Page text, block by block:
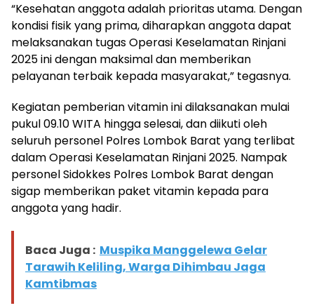
“Kesehatan anggota adalah prioritas utama. Dengan
kondisi fisik yang prima, diharapkan anggota dapat
melaksanakan tugas Operasi Keselamatan Rinjani
2025 ini dengan maksimal dan memberikan
pelayanan terbaik kepada masyarakat,” tegasnya.
Kegiatan pemberian vitamin ini dilaksanakan mulai
pukul 09.10 WITA hingga selesai, dan diikuti oleh
seluruh personel Polres Lombok Barat yang terlibat
dalam Operasi Keselamatan Rinjani 2025. Nampak
personel Sidokkes Polres Lombok Barat dengan
sigap memberikan paket vitamin kepada para
anggota yang hadir.
Baca Juga : Muspika Manggelewa Gelar
Tarawih Keliling, Warga Dihimbau Jaga
Kamtibmas